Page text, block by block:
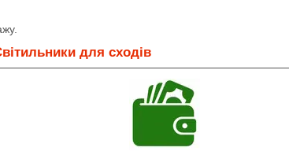
для сходів